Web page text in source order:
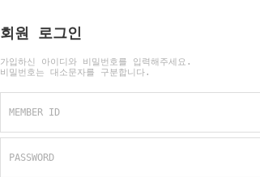
회원 로그인
가입하신 아이디와 비밀번호를 입력해주세요.
비밀번호는 대소문자를 구분합니다.
MEMBER ID
PASSWORD